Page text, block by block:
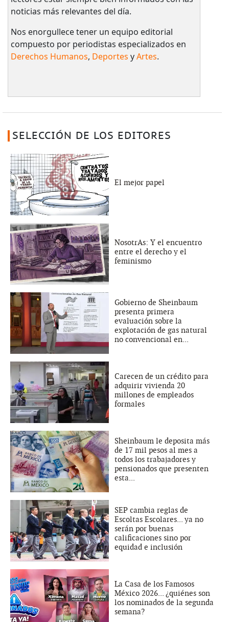
noticias más relevantes del día.
Nos enorgullece tener un equipo editorial
compuesto por periodistas especializados en
Derechos Humanos, Deportes yArtes.
SELECCIÓN DE LOS EDITORES
El mejor papel
NosotrAs: Y el encuentro
entre el derecho y el
feminismo
Gobierno de Sheinbaum
presenta primera
evaluación sobre la
explotación de gas natural
no convencional en...
Carecen de un crédito para
adquirir vivienda 20
millones de empleados
formales
Sheinbaum le deposita más
de 17 mil pesos al mes a
todos los trabajadores y
pensionados que presenten
esta...
SEP cambia reglas de
Escoltas Escolares... ya no
serán por buenas
calificaciones sino por
equidad e inclusión
La Casa de los Famosos
México 2026... ¿quiénes son
los nominados de la segunda
semana?